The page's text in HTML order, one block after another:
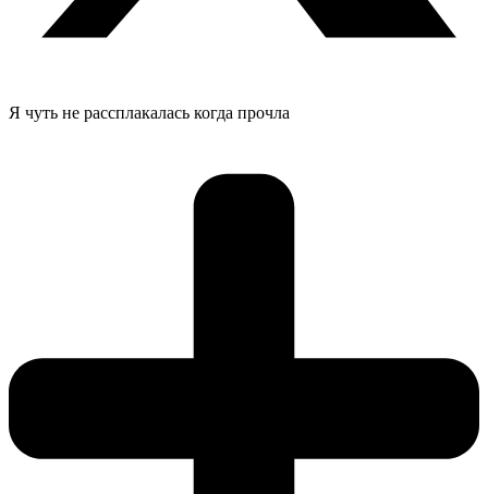
Я чуть не рассплакалась когда прочла